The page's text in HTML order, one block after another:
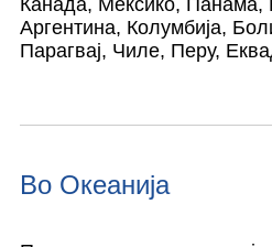
Канада, Мексико, Панама,
Аргентина, Колумбија,
Парагвај, Чиле, Перу,
Во Океанија